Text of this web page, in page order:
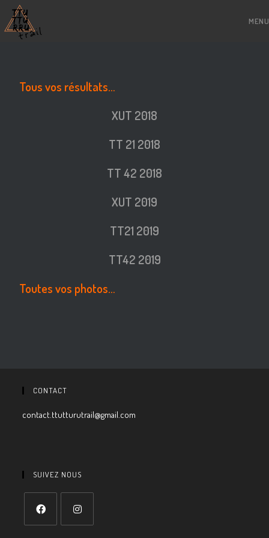
MENU
Tous vos résultats…
XUT 2018
TT 21 2018
TT 42 2018
XUT 2019
TT21 2019
TT42 2019
Toutes vos photos…
CONTACT
contact.ttutturutrail@gmail.com
SUIVEZ NOUS